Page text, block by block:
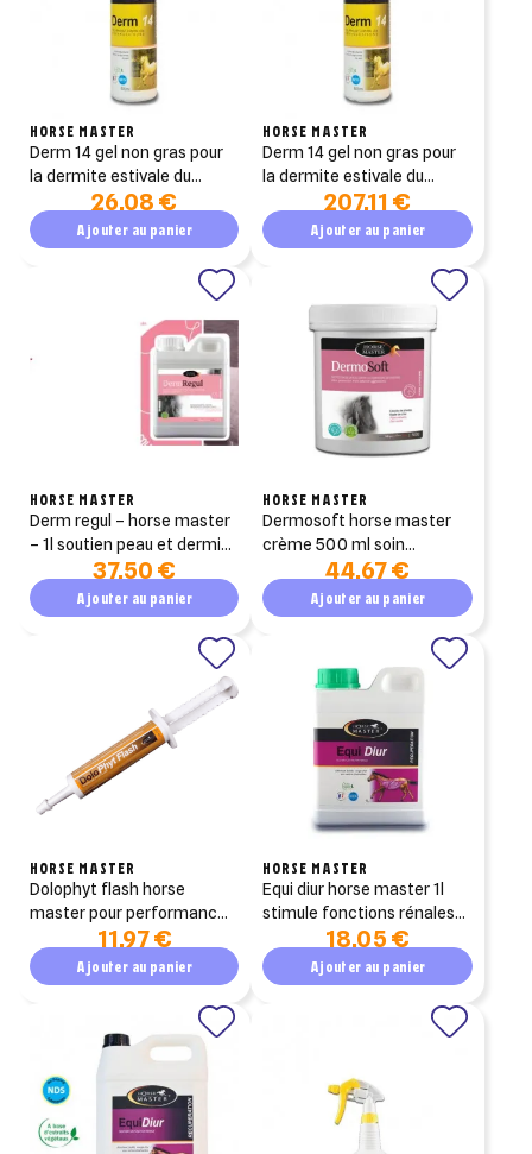
HORSE MASTER
derm 14 gel non gras pour
la dermite estivale du
cheval 500 ml
26,08 €
Ajouter au panier
HORSE MASTER
derm 14 gel non gras pour
la dermite estivale du
cheval 5 litre207,11 €
Ajouter au panier
HORSE MASTER
derm regul – horse master
– 1l soutien peau et dermite
estivale pour chevaux
37,50 €
Ajouter au panier
HORSE MASTER
dermosoft horse master
crème 500 ml soin
apaisant et cicatrisant
pour chevaux
44,67 €
Ajouter au panier
HORSE MASTER
dolophyt flash horse
master pour performance
du cheval seringue 30ml
11,97 €
Ajouter au panier
HORSE MASTER
equi diur horse master 1l
stimule fonctions rénales
et hépatiques du cheval
18,05 €
Ajouter au panier
((cancelText))
Créer une liste d'envies
Connexion